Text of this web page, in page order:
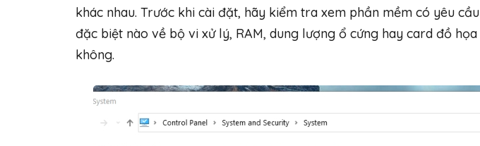
khác nhau. Trước khi cài đặt, hãy kiểm tra xem phần mềm có yêu cầu
đặc biệt nào về bộ vi xử lý, RAM, dung lượng ổ cứng hay card đồ họa
không.